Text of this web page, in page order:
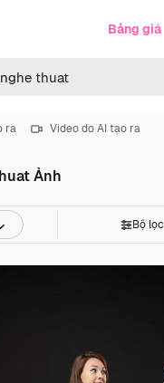
Bảng giá
ra Video do AI tạo ra
Ảnh
Bộ lọc